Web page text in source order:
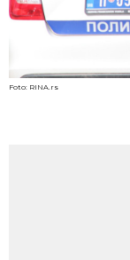
Foto: RINA.rs